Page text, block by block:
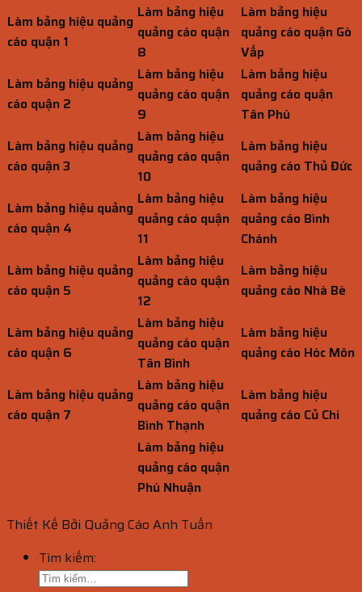
Làm bảng hiệu quảng
cáo quận 1
Làm bảng hiệu
quảng cáo quận
8
Làm bảng hiệu
quảng cáo quận Gò
Vấp
Làm bảng hiệu quảng
cáo quận 2
Làm bảng hiệu
quảng cáo quận
9
Làm bảng hiệu
quảng cáo quận
Tân Phú
Làm bảng hiệu quảng
cáo quận 3
Làm bảng hiệu
quảng cáo quận
10
Làm bảng hiệu
quảng cáo Thủ Đức
Làm bảng hiệu quảng
cáo quận 4
Làm bảng hiệu
quảng cáo quận
11
Làm bảng hiệu
quảng cáo Bình
Chánh
Làm bảng hiệu quảng
cáo quận 5
Làm bảng hiệu
quảng cáo quận
12
Làm bảng hiệu
quảng cáo Nhà Bè
Làm bảng hiệu quảng
cáo quận 6
Làm bảng hiệu
quảng cáo quận
Tân Bình
Làm bảng hiệu
quảng cáo Hóc Môn
Làm bảng hiệu quảng
cáo quận 7
Làm bảng hiệu
quảng cáo quận
Bình Thạnh
Làm bảng hiệu
quảng cáo Củ Chi
Làm bảng hiệu
quảng cáo quận
Phú Nhuận
Thiết Kế Bởi Quảng Cáo Anh Tuấn
Tìm kiếm: